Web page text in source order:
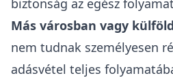
biztonság az egész
Más városban vagy
nem tudnak személyesen
adásvétel teljes